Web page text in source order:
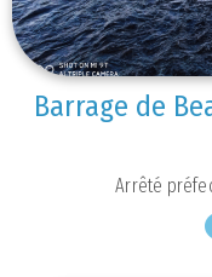
Barrage de
Arrêté